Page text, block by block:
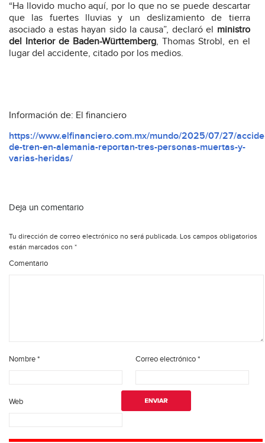
“Ha llovido mucho aquí, por lo que no se puede descartar
que las fuertes lluvias y un deslizamiento de tierra
asociado a estas hayan sido la causa”, declaró el ministro
del Interior de Baden-Württemberg, Thomas Strobl, en el
lugar del accidente, citado por los medios.
Información de: El financiero
https://www.elfinanciero.com.mx/mundo/2025/07/27/
de-tren-en-alemania-reportan-tres-personas-muertas-y-
varias-heridas/
Deja un comentario
Tu dirección de correo electrónico no será publicada. Los campos obligatorios
están marcados con *
Comentario
Nombre* Correo electrónico*
Web